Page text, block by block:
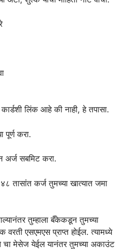
लिंक आहे की नाही, हे तपासा.
पूर्ण करा.
अर्ज सबमिट करा.
तासांत कर्ज तुमच्या खात्यात जमा
तुम्हाला बँकेकडून तुमच्या
एसएमएस प्राप्त होईल. त्यामध्ये
मेसेज येईल यानंतर तुमच्या अकाउंट